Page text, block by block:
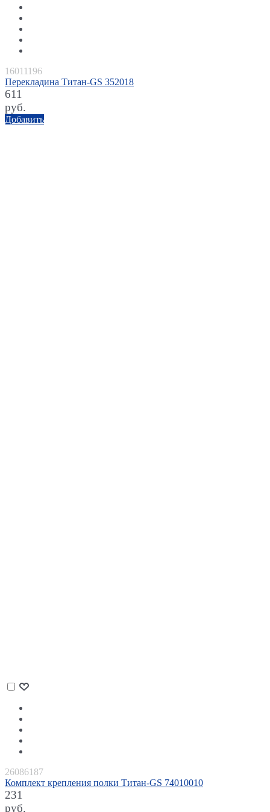
16011196
Перекладина Титан-GS 352018
611
руб.
Добавить
26086187
Комплект крепления полки Титан-GS 74010010
231
руб.